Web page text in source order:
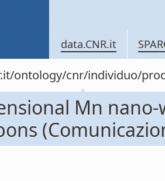
data.CNR.it
ontology/cnr/individuo/
Mn